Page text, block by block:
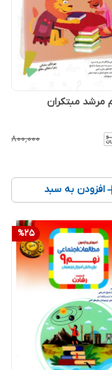
مرشد مبتکران
۸۰۰٬۰۰۰
افزودن به سبد
%25